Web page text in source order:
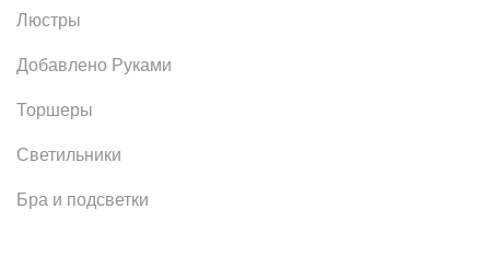
Люстры
Добавлено Руками
Торшеры
Светильники
Бра и подсветки